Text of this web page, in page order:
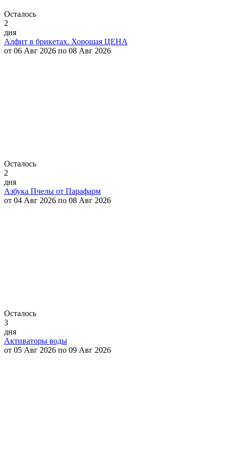
Осталось
2
дня
Алфит в брикетах. Хорошая ЦЕНА
от 06 Авг 2026 по 08 Авг 2026
Осталось
2
дня
Азбука Пчелы от Парафарм
от 04 Авг 2026 по 08 Авг 2026
Осталось
3
дня
Активаторы воды
от 05 Авг 2026 по 09 Авг 2026